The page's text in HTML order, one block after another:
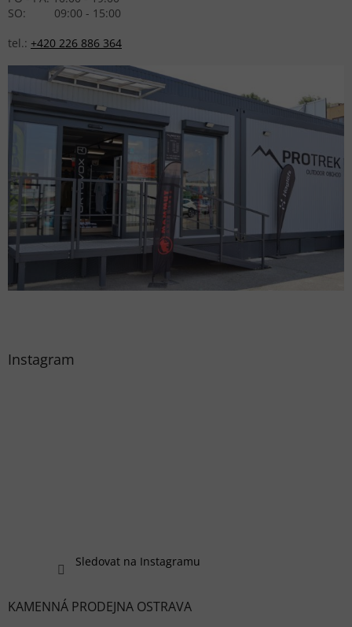
SO: 09:00 - 15:00
tel.: +420 226 886 364
Instagram
Sledovat na Instagramu
KAMENNÁ PRODEJNA OSTRAVA